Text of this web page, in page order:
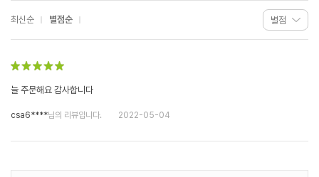
최신순 별점순
늘 주문해요 감사합니다
csa6****님의 리뷰입니다. 2022-05-04